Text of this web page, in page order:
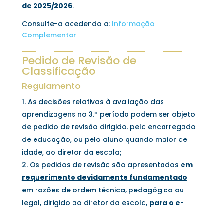
de 2025/2026.
Consulte-a acedendo a: Informação
Complementar
Pedido de Revisão de
Classificação
Regulamento
As decisões relativas à avaliação das
aprendizagens no 3.º período podem ser objeto
de pedido de revisão dirigido, pelo encarregado
de educação, ou pelo aluno quando maior de
idade, ao diretor da escola;
Os pedidos de revisão são apresentados em
requerimento devidamente fundamentado
em razões de ordem técnica, pedagógica ou
legal, dirigido ao diretor da escola, para o e-